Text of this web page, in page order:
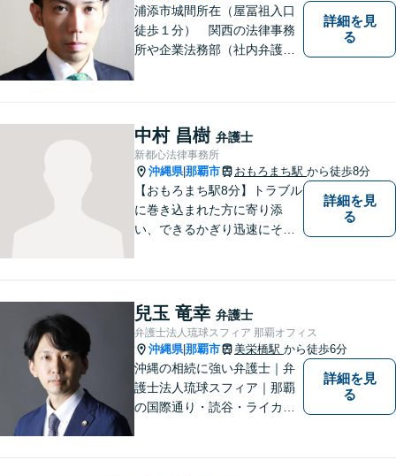
浦添市城間所在（屋冨祖入口
徒歩１分） 関西の法律事務
所や企業法務部（社内弁護士
詳細を見
る
中村 昌樹 弁護士
新都心法律事務所
沖縄県|那覇市 おもろまち駅 から徒歩8分
【おもろまち駅8分】トラブル
に巻き込まれた方に寄り添
い、できるかぎり迅速にそし
婚、借金、相続、交通事故
等、生活上のトラブルがござ
いましたら、お気軽にご相談
下さい。
詳細を見
る
兒玉 竜幸 弁護士
弁護士法人琉球スフィア 那覇オフィス
沖縄県|那覇市 美栄橋駅 から徒歩6分
沖縄の相続に強い弁護士｜弁
護士法人琉球スフィア｜那覇
の国際通り・読谷・ライカム
詳細を見
る